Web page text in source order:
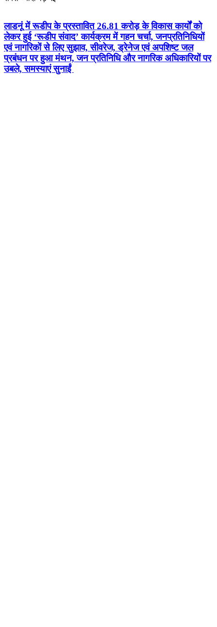
लाडनूं में रूडीप के प्रस्तावित 26.81 करोड़ के विकास कार्यों को
लेकर हुई ‘रूडीप संवाद’ कार्यक्रम में गहन चर्चा, जनप्रतिनिधियों
एवं नागरिकों से लिए सुझाव, सीवरेज, ड्रेनेज एवं अपशिष्ट जल
प्रबंधन पर हुआ मंथन, जन प्रतिनिधि और नागरिक अधिकारियों पर
उबले, समस्याएं सुनाईं